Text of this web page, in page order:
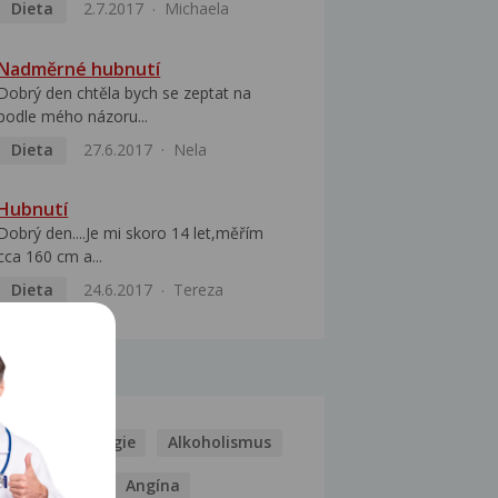
Dieta
2.7.2017 Michaela
hubnutí
Dobrý den chtěla bych se zeptat na
mého názoru...
Dieta
27.6.2017 Nela
Dobrý den....Je mi skoro 14 let,měřím
160 cm a...
Dieta
24.6.2017 Tereza
Kašel Alergie Alkoholismus
Analgetika Angína